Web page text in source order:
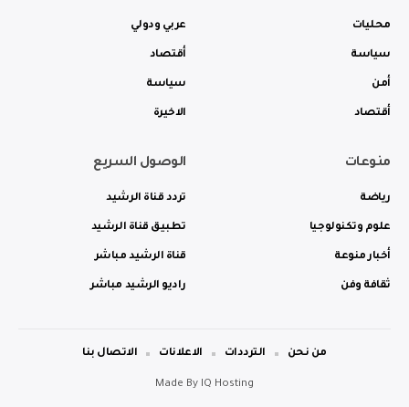
محليات
سياسة
أمن
أقتصاد
عربي ودولي
أقتصاد
سياسة
الاخيرة
منوعات
رياضة
علوم وتكنولوجيا
أخبار منوعة
ثقافة وفن
الوصول السريع
تردد قناة الرشيد
تطبيق قناة الرشيد
قناة الرشيد مباشر
راديو الرشيد مباشر
Made By IQ Hosting
من نحن الترددات الاعلانات الاتصال بنا